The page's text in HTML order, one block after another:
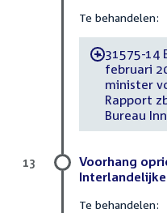
Te behandelen:
-31575-14
februari
minister
Rapport
Bureau
Voorhang
Te behandelen:
13